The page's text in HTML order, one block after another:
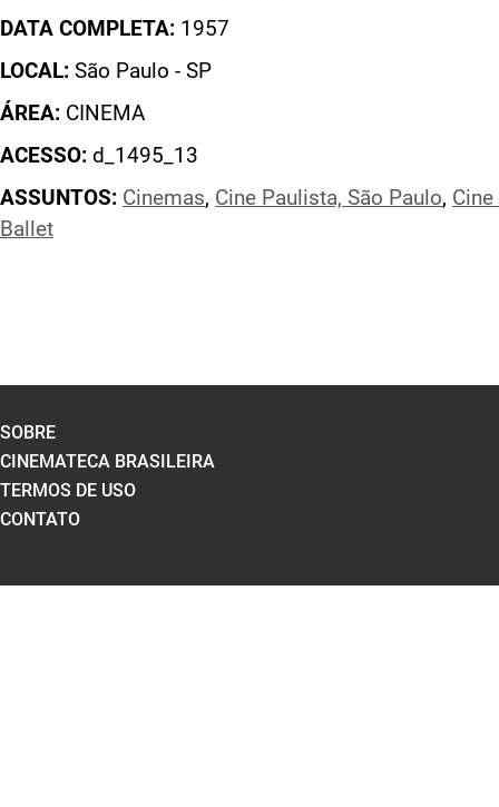
DATA COMPLETA: 1957
LOCAL: São Paulo - SP
ÁREA: CINEMA
ACESSO: d_1495_13
ASSUNTOS: Cinemas, Cine Paulista, São Paulo,
Ballet
SOBRE
CINEMATECA BRASILEIRA
TERMOS DE USO
CONTATO